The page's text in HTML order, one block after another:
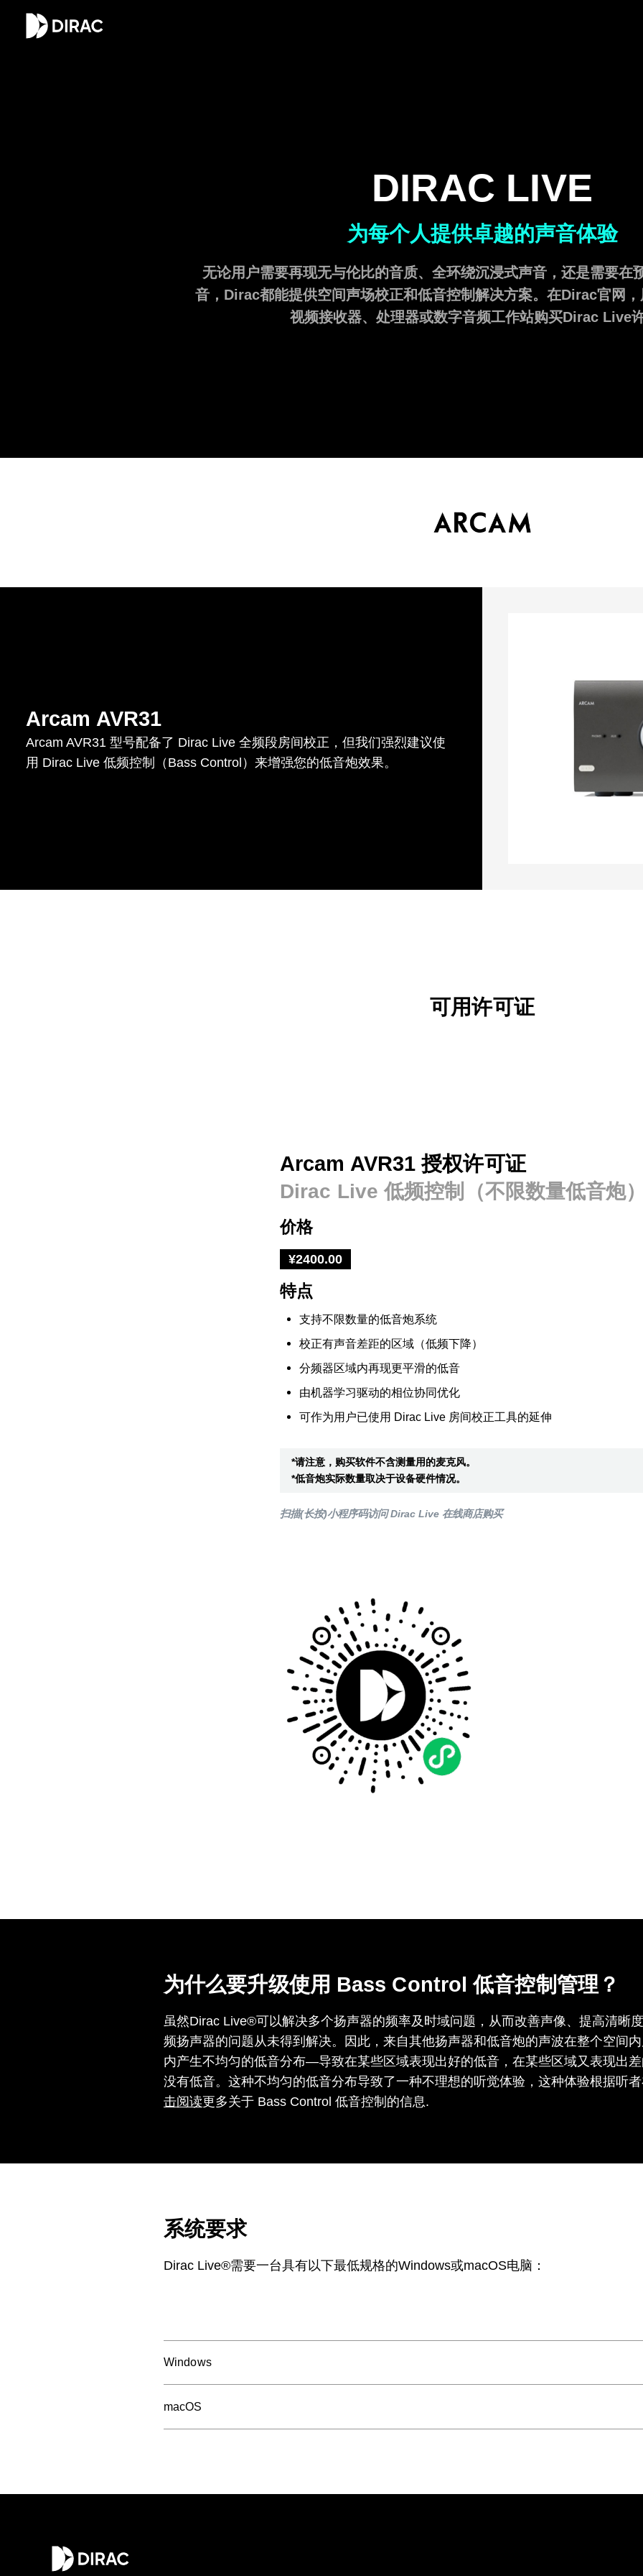
DIRAC LIVE
为每个人提供卓越的声音体验
无论用户需要再现无与伦比的音质、全环绕沉浸式声音，还是需要在
音，Dirac都能提供空间声场校正和低音控制解决方案。在Dirac官网
视频接收器、处理器或数字音频工作站购买Dirac Live
Arcam AVR31
Arcam AVR31 型号配备了 Dirac Live 全频段房间校正，但我们强烈建议使
用 Dirac Live 低频控制（Bass Control）来增强您的低音炮效果。
可用许可证
Arcam AVR31 授权许可证
Dirac Live 低频控制（不限数量低音炮
价格
¥2400.00
特点
支持不限数量的低音炮系统
校正有声音差距的区域（低频下降）
分频器区域内再现更平滑的低音
由机器学习驱动的相位协同优化
可作为用户已使用 Dirac Live 房间校正工具的延伸
*请注意，购买软件不含测量用的麦克风。
*低音炮实际数量取决于设备硬件情况。
扫描(长按)小程序码访问 Dirac Live 在线商店购买
为什么要升级使用 Bass Control 低音控制管理？
虽然Dirac Live®可以解决多个扬声器的频率及时域问题，从而改善声像、提高清晰
频扬声器的问题从未得到解决。因此，来自其他扬声器和低音炮的声波在整个空间
内产生不均匀的低音分布—导致在某些区域表现出好的低音，在某些区域又表现出
没有低音。这种不均匀的低音分布导致了一种不理想的听觉体验，这种体验根据听
击阅读更多关于 Bass Control 低音控制的信息.
系统要求
Dirac Live®需要一台具有以下最低规格的Windows或macOS电脑：
Windows
macOS